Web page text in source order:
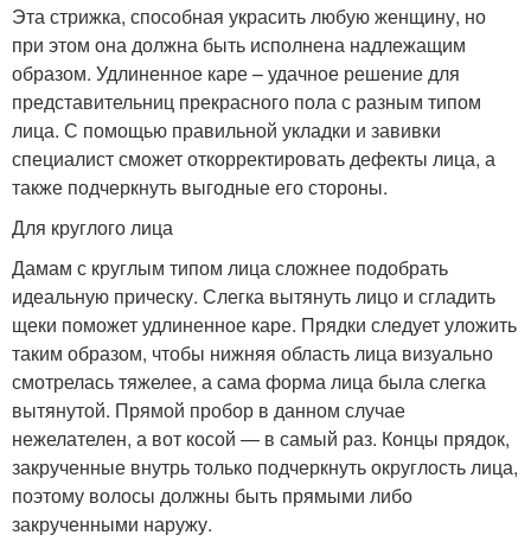
Эта стрижка, способная украсить любую женщину, но
при этом она должна быть исполнена надлежащим
образом. Удлиненное каре – удачное решение для
представительниц прекрасного пола с разным типом
лица. С помощью правильной укладки и завивки
специалист сможет откорректировать дефекты лица, а
также подчеркнуть выгодные его стороны.
Для круглого лица
Дамам с круглым типом лица сложнее подобрать
идеальную прическу. Слегка вытянуть лицо и сгладить
щеки поможет удлиненное каре. Прядки следует уложить
таким образом, чтобы нижняя область лица визуально
смотрелась тяжелее, а сама форма лица была слегка
вытянутой. Прямой пробор в данном случае
нежелателен, а вот косой — в самый раз. Концы прядок,
закрученные внутрь только подчеркнуть округлость лица,
поэтому волосы должны быть прямыми либо
закрученными наружу.